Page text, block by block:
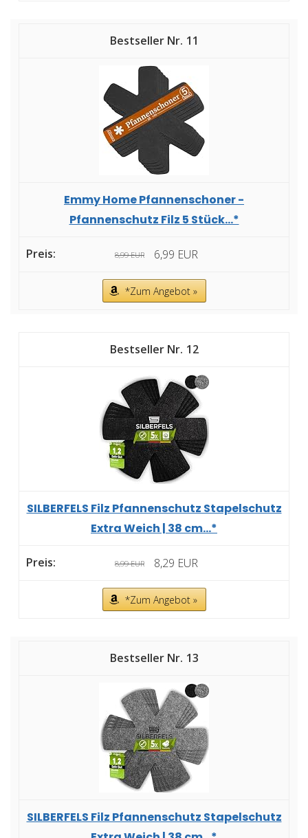
11
Emmy Home Pfannenschoner -
Pfannenschutz Filz 5 Stück...*
8,99 EUR 6,99 EUR
*Zum Angebot »
12
SILBERFELS Filz Pfannenschutz Stapelschutz
Extra Weich | 38 cm...*
8,99 EUR 8,29 EUR
*Zum Angebot »
13
SILBERFELS Filz Pfannenschutz Stapelschutz